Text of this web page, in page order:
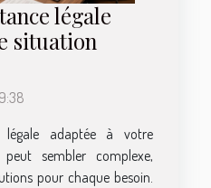
légale
situation
légale adaptée à votre
sembler complexe,
pour chaque besoin.